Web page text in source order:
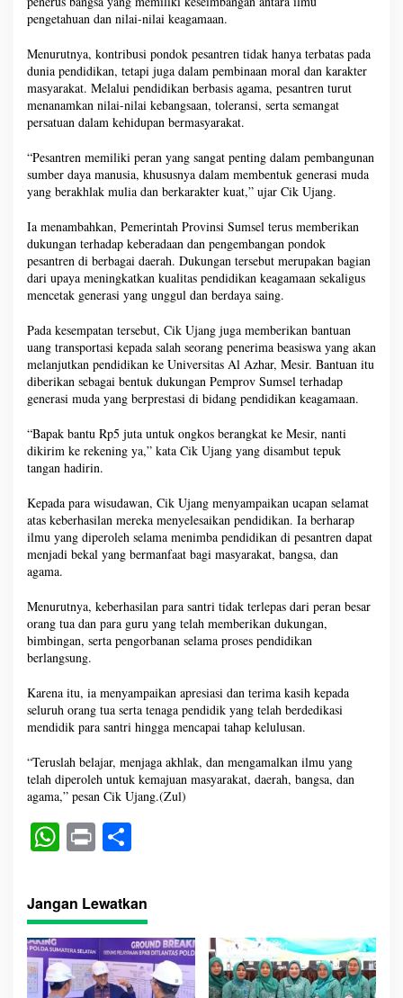
pengetahuan dan nilai-nilai keagamaan.
Menurutnya, kontribusi pondok pesantren tidak hanya terbatas pada
dunia pendidikan, tetapi juga dalam pembinaan moral dan karakter
masyarakat. Melalui pendidikan berbasis agama, pesantren turut
menanamkan nilai-nilai kebangsaan, toleransi, serta semangat
persatuan dalam kehidupan bermasyarakat.
“Pesantren memiliki peran yang sangat penting dalam pembangunan
sumber daya manusia, khususnya dalam membentuk generasi muda
yang berakhlak mulia dan berkarakter kuat,” ujar Cik Ujang.
Ia menambahkan, Pemerintah Provinsi Sumsel terus memberikan
dukungan terhadap keberadaan dan pengembangan pondok
pesantren di berbagai daerah. Dukungan tersebut merupakan bagian
dari upaya meningkatkan kualitas pendidikan keagamaan sekaligus
mencetak generasi yang unggul dan berdaya saing.
Pada kesempatan tersebut, Cik Ujang juga memberikan bantuan
uang transportasi kepada salah seorang penerima beasiswa yang akan
melanjutkan pendidikan ke Universitas Al Azhar, Mesir. Bantuan itu
diberikan sebagai bentuk dukungan Pemprov Sumsel terhadap
generasi muda yang berprestasi di bidang pendidikan keagamaan.
“Bapak bantu Rp5 juta untuk ongkos berangkat ke Mesir, nanti
dikirim ke rekening ya,” kata Cik Ujang yang disambut tepuk
tangan hadirin.
Kepada para wisudawan, Cik Ujang menyampaikan ucapan selamat
atas keberhasilan mereka menyelesaikan pendidikan. Ia berharap
ilmu yang diperoleh selama menimba pendidikan di pesantren dapat
menjadi bekal yang bermanfaat bagi masyarakat, bangsa, dan
agama.
Menurutnya, keberhasilan para santri tidak terlepas dari peran besar
orang tua dan para guru yang telah memberikan dukungan,
bimbingan, serta pengorbanan selama proses pendidikan
berlangsung.
Karena itu, ia menyampaikan apresiasi dan terima kasih kepada
seluruh orang tua serta tenaga pendidik yang telah berdedikasi
mendidik para santri hingga mencapai tahap kelulusan.
“Teruslah belajar, menjaga akhlak, dan mengamalkan ilmu yang
telah diperoleh untuk kemajuan masyarakat, daerah, bangsa, dan
agama,” pesan Cik Ujang.(Zul)
W
ts
A
pp
Pr
t re
Jangan Lewatkan